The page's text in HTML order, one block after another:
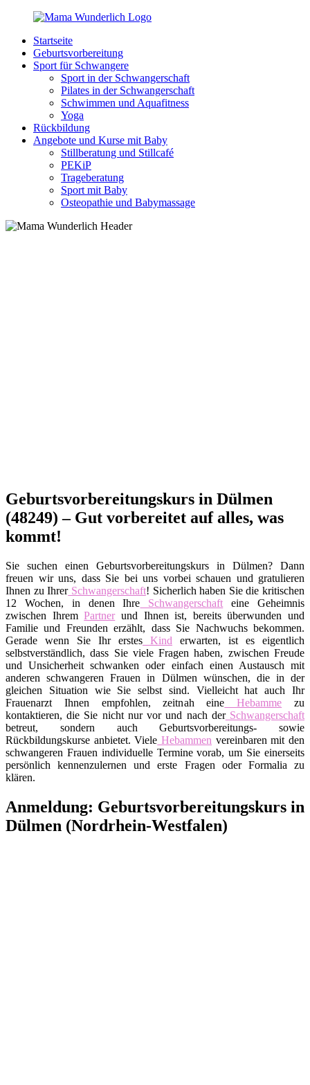
Zurück
Inhalt
MamaWunderlich.de
Mutti
sein
wunderbar!
Startseite
Geburtsvorbereitung
Sport für Schwangere
Sport in der Schwangerschaft
Pilates in der Schwangerschaft
Schwimmen und Aquafitness
Yoga
Rückbildung
Angebote und Kurse mit Baby
Stillberatung und Stillcafé
PEKiP
Trageberatung
Sport mit Baby
Osteopathie und Babymassage
Geburtsvorbereitungskurs in Dülmen
(48249) – Gut vorbereitet auf alles, was
kommt!
Sie suchen einen Geburtsvorbereitungskurs in Dülmen? Dann
freuen wir uns, dass Sie bei uns vorbei schauen und gratulieren
Ihnen zu IhrerSchwangerschaft! Sicherlich haben Sie die kritischen
12 Wochen, in denen Ihre Schwangerschaft eine Geheimnis
zwischen IhremPartnerund Ihnen ist, bereits überwunden und
Familie und Freunden erzählt, dass Sie Nachwuchs bekommen.
Gerade wenn Sie Ihr erstes Kind erwarten, ist es eigentlich
selbstverständlich, dass Sie viele Fragen haben, zwischen Freude
und Unsicherheit schwanken oder einfach einen Austausch mit
anderen schwangeren Frauen in Dülmen wünschen, die in der
gleichen Situation wie Sie selbst sind. Vielleicht hat auch Ihr
Frauenarzt Ihnen empfohlen, zeitnah eine Hebamme zu
kontaktieren, die Sie nicht nur vor und nach derSchwangerschaft
betreut, sondern auch Geburtsvorbereitungs- sowie
Rückbildungskurse anbietet. Viele Hebammen vereinbaren mit den
schwangeren Frauen individuelle Termine vorab, um Sie einerseits
persönlich kennenzulernen und erste Fragen oder Formalia zu
klären.
Anmeldung: Geburtsvorbereitungskurs in
Dülmen (Nordrhein-Westfalen)